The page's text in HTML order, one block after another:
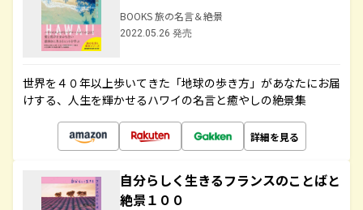
BOOKS 旅の名言＆絶景
2022.05.26 発売
世界を４０年以上歩いてきた「地球の歩き方」があなたにお届
けする、人生を輝かせるハワイの名言と癒やしの絶景集
詳細を見る
自分らしく生きるフランスのことばと
絶景１００